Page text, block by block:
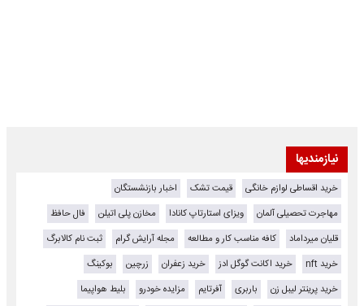
نیازمندیها
خرید اقساطی لوازم خانگی قیمت تشک
اخبار بازنشستگان
مهاجرت تحصیلی آلمان
ویزای استارتاپ کانادا مخازن پلی اتیلن
فال حافظ
قلیان میرداماد
کافه مناسب کار و مطالعه مجله آرایش گرام
ثبت نام کالابرگ
خرید nft
خرید اکانت گوگل ادز خرید زعفران زرچین
بوکینگ
خرید پرینتر لیبل زن
باربری آفرتایم مزایده خودرو
بلیط هواپیما